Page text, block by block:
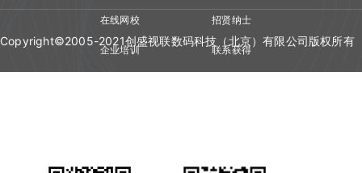
在线网校
企业培训
招贤纳士
联系获得
Copyright©2005-2021创盛视联数码科技（北京）有限公司版权所有